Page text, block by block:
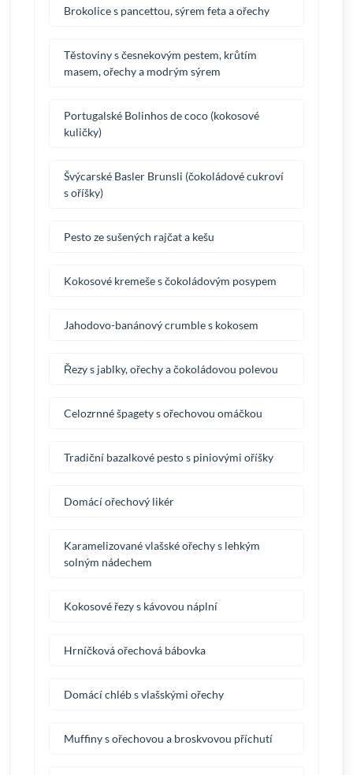
Brokolice s pancettou, sýrem feta a ořechy
Těstoviny s česnekovým pestem, krůtím
masem, ořechy a modrým sýrem
Portugalské Bolinhos de coco (kokosové
kuličky)
Švýcarské Basler Brunsli (čokoládové cukroví
s oříšky)
Pesto ze sušených rajčat a kešu
Kokosové kremeše s čokoládovým posypem
Jahodovo-banánový crumble s kokosem
Řezy s jablky, ořechy a čokoládovou polevou
Celozrnné špagety s ořechovou omáčkou
Tradiční bazalkové pesto s piniovými oříšky
Domácí ořechový likér
Karamelizované vlašské ořechy s lehkým
solným nádechem
Kokosové řezy s kávovou náplní
Hrníčková ořechová bábovka
Domácí chléb s vlašskými ořechy
Muffiny s ořechovou a broskvovou příchutí